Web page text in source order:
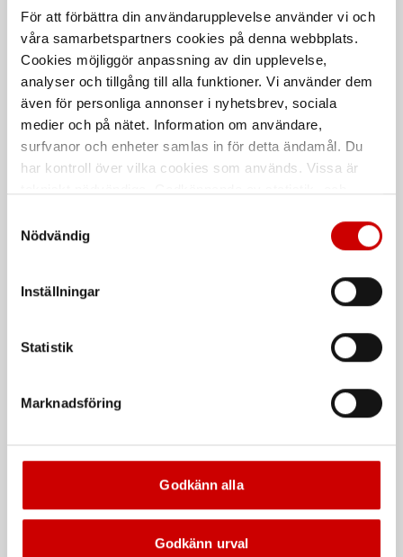
För att förbättra din användarupplevelse använder vi och
våra samarbetspartners cookies på denna webbplats.
Cookies möjliggör anpassning av din upplevelse,
analyser och tillgång till alla funktioner. Vi använder dem
även för personliga annonser i nyhetsbrev, sociala
medier och på nätet. Information om användare,
surfvanor och enheter samlas in för detta ändamål. Du
har kontroll över vilka cookies som används. Vissa är
länder utanför EU med olika dataskyddsnormer. Genom
att godkänna samtycker du till sådana överföringar. Läs
Nödvändig
Inställningar
Statistik
Marknadsföring
Godkänn alla
Godkänn urval
Smörjspray, HHS 100
Högkvalitativt torrsmörjmedel med
PTFE
Svarta nitrilhandskar
Nitrilhandskar för engångsbruk
Kampanj
Dispenserbox med 100 st. Smalt utförande
Kampanj Kampanj